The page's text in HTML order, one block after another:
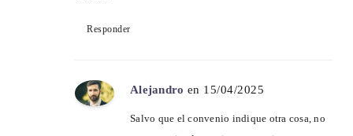
Responder
Alejandro en 15/04/2025
Salvo que el convenio indique otra cosa, no